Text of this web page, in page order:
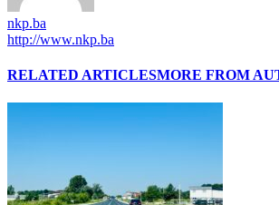
nkp.ba
http://www.nkp.ba
RELATED ARTICLESMORE FROM